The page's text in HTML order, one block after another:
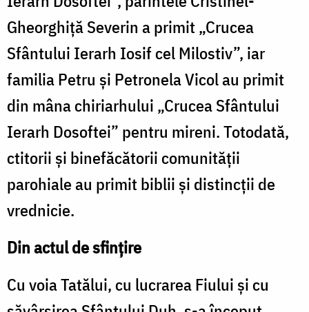
Gheorghiță Severin a primit „Crucea
Sfântului Ierarh Iosif cel Milostiv”, iar
familia Petru și Petronela Vicol au primit
din mâna chiriarhului „Crucea Sfântului
Ierarh Dosoftei” pentru mireni. Totodată,
ctitorii și binefăcătorii comunității
parohiale au primit biblii și distincții de
vrednicie.
Din actul de sfințire
Cu voia Tatălui, cu lucrarea Fiului și cu